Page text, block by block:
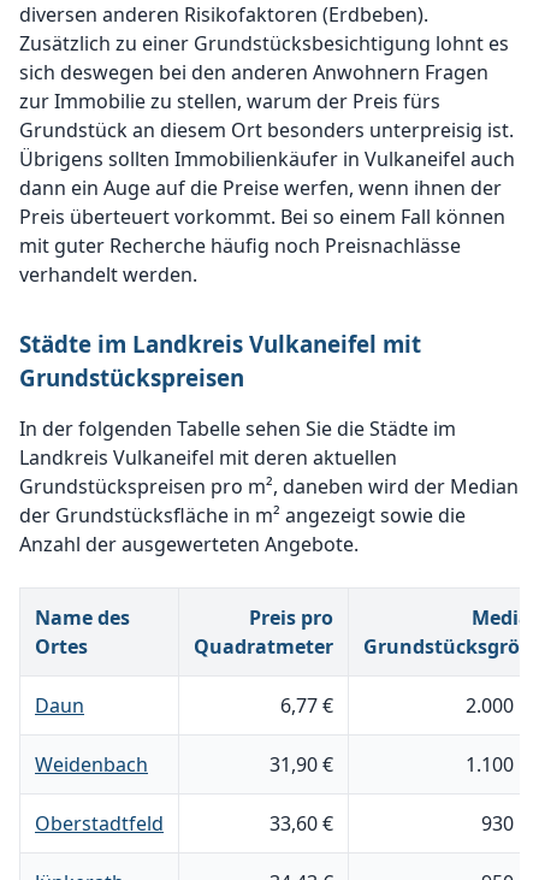
diversen anderen Risikofaktoren (Erdbeben).
Zusätzlich zu einer Grundstücksbesichtigung lohnt es
sich deswegen bei den anderen Anwohnern Fragen
zur Immobilie zu stellen, warum der Preis fürs
Grundstück an diesem Ort besonders unterpreisig ist.
Übrigens sollten Immobilienkäufer in Vulkaneifel auch
dann ein Auge auf die Preise werfen, wenn ihnen der
Preis überteuert vorkommt. Bei so einem Fall können
mit guter Recherche häufig noch Preisnachlässe
verhandelt werden.
Städte im Landkreis Vulkaneifel mit
Grundstückspreisen
In der folgenden Tabelle sehen Sie die Städte im
Landkreis Vulkaneifel mit deren aktuellen
Grundstückspreisen pro m², daneben wird der Median
der Grundstücksfläche in m² angezeigt sowie die
Anzahl der ausgewerteten Angebote.
Name des
Ortes
Preis pro
Quadratmeter
Daun 6,77 € 2.000
Weidenbach 31,90 € 1.100
Oberstadtfeld 33,60 € 930